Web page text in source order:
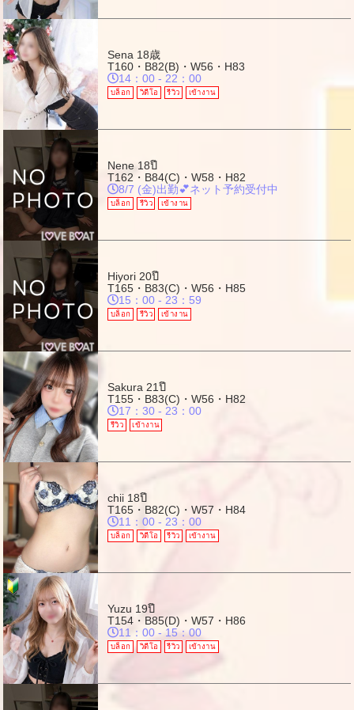
Sena 18歳
T160・B82(B)・W56・H83
14：00 - 22：00
บล็อก วิดีโอ รีวิว เข้างาน
Nene 18ปี
T162・B84(C)・W58・H82
8/7 (金)出勤💕ネット予約受付中
บล็อก รีวิว เข้างาน
Hiyori 20ปี
T165・B83(C)・W56・H85
15：00 - 23：59
บล็อก รีวิว เข้างาน
Sakura 21ปี
T155・B83(C)・W56・H82
17：30 - 23：00
รีวิว เข้างาน
chii 18ปี
T165・B82(C)・W57・H84
11：00 - 23：00
บล็อก วิดีโอ รีวิว เข้างาน
Yuzu 19ปี
T154・B85(D)・W57・H86
11：00 - 15：00
บล็อก วิดีโอ รีวิว เข้างาน